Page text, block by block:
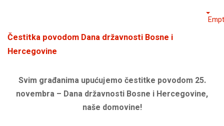
Čestitka povodom Dana državnosti Bosne i
Hercegovine
Svim građanima upućujemo čestitke povodom 25.
novembra – Dana državnosti Bosne i Hercegovine,
naše domovine!